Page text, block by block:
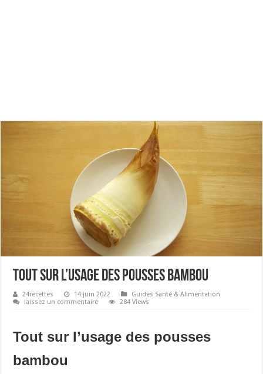
Tout sur l’usage des pousses bambou
24recettes 14 juin 2022
Guides Santé & Alimentation
laissez un commentaire
284 Views
Tout sur l’usage des pousses
bambou